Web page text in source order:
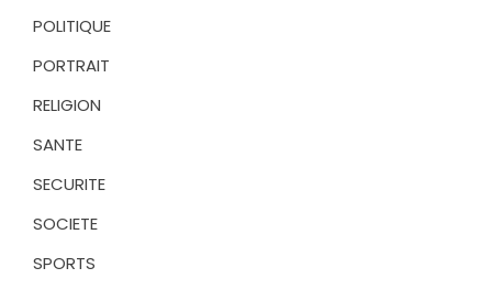
POLITIQUE
PORTRAIT
RELIGION
SANTE
SECURITE
SOCIETE
SPORTS